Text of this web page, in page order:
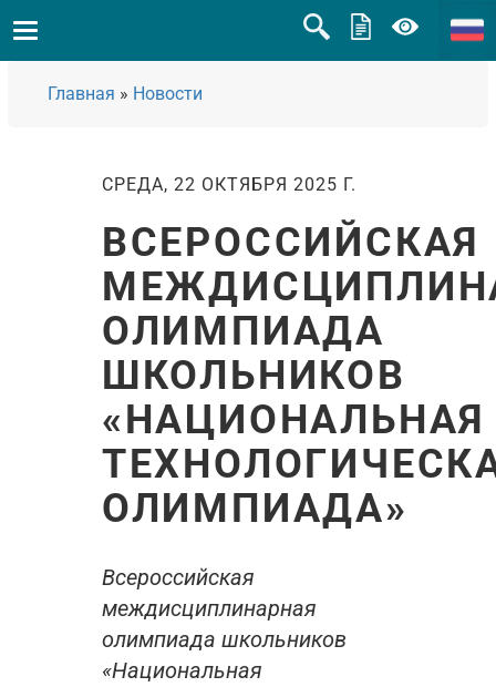
Главная » Новости
СРЕДА, 22 ОКТЯБРЯ 2025 Г.
ВСЕРОССИЙСКАЯ
ОЛИМПИАДА
ШКОЛЬНИКОВ
«НАЦИОНАЛЬНАЯ
ОЛИМПИАДА»
Всероссийская
междисциплинарная
олимпиада школьников
«Национальная